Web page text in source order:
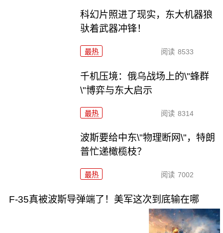
科幻片照进了现实，东大机器狼
驮着武器冲锋！
最热 阅读 8533
千机压境：俄乌战场上的\"蜂群
\"博弈与东大启示
最热 阅读 8314
波斯要给中东\"物理断网\"，特朗
普忙递橄榄枝？
最热 阅读 7002
F-35真被波斯导弹端了！美军这次到底输在哪